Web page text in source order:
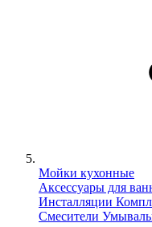
Мойки кухонные
Аксессуары для
Инсталляции
Смесители